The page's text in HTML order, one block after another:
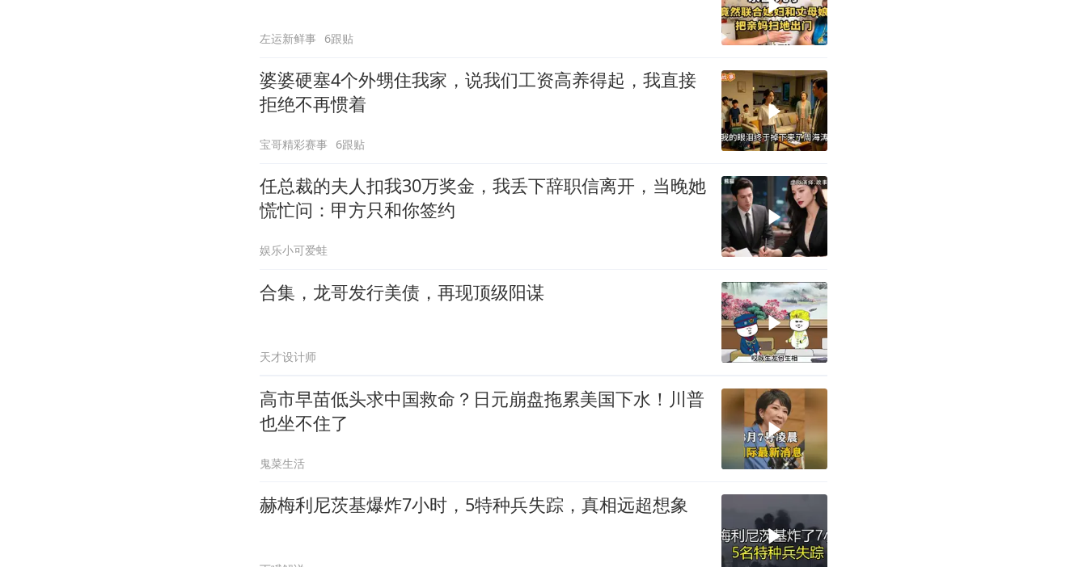
左运新鲜事 6跟贴
婆婆硬塞4个外甥住我家，说我们工资高养得起，我直接
拒绝不再惯着
宝哥精彩赛事 6跟贴
任总裁的夫人扣我30万奖金，我丢下辞职信离开，当晚她
慌忙问：甲方只和你签约
娱乐小可爱蛙
合集，龙哥发行美债，再现顶级阳谋
天才设计师
高市早苗低头求中国救命？日元崩盘拖累美国下水！川普
也坐不住了
鬼菜生活
赫梅利尼茨基爆炸7小时，5特种兵失踪，真相远超想象